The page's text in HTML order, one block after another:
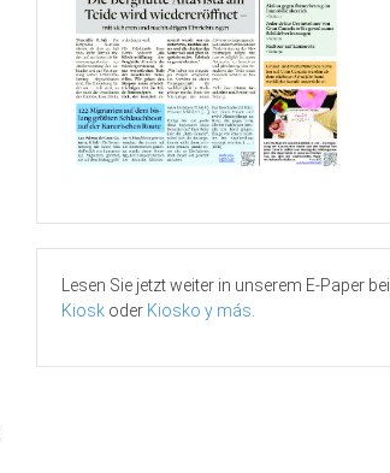
Lesen Sie jetzt weiter in unserem E-Paper bei
Kiosk oder Kiosko y más